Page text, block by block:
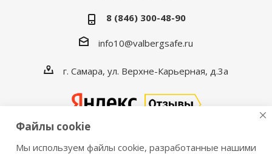
8 (846) 300-48-90
info10@valbergsafe.ru
г. Самара, ул. Верхне-Карьерная, д.3а
Файлы cookie
Мы используем файлы cookie, разработанные нашими